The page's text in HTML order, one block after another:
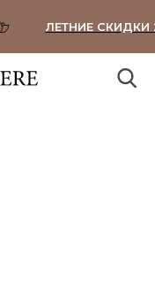
ЛЕТНИЕ СКИДКИ